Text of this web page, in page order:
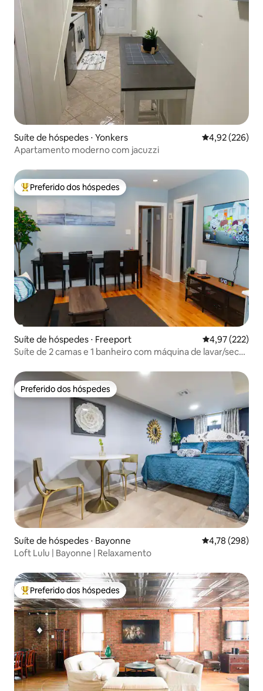
Suíte de hóspedes ⋅ Yonkers 4,92 de uma
4,92 (226)
Apartamento moderno com jacuzzi
Entre os melhores preferidos dos hóspedes
Preferido dos hóspedes
Suíte de hóspedes ⋅ Freeport 4,97 de uma
4,97 (222)
Suíte de 2 camas e 1 banheiro com máquina de lavar/secar
Preferido dos hóspedes
Preferido dos hóspedes
Suíte de hóspedes ⋅ Bayonne 4,78 de uma
4,78 (298)
Loft Lulu | Bayonne | Relaxamento
Entre os melhores preferidos dos hóspedes
Preferido dos hóspedes